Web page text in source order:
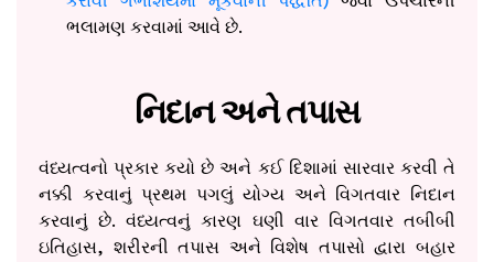
ભલામણ કરવામાં આવે છે.
નિદાન અને તપાસ
વંધ્યત્વનો પ્રકાર કયો છે અને કઈ દિશામાં સારવાર કરવી તે
નક્કી કરવાનું પ્રથમ પગલું યોગ્ય અને વિગતવાર નિદાન
કરવાનું છે. વંધ્યત્વનું કારણ ઘણી વાર વિગતવાર તબીબી
ઇતિહાસ, શરીરની તપાસ અને વિશેષ તપાસો દ્વારા બહાર